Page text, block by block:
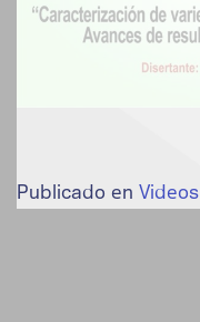
Publicado en Videos